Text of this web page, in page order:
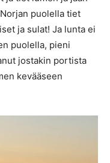
puolella tiet
ja sulat! Ja lunta ei
puolella, pieni
jostakin portista
kevääseen